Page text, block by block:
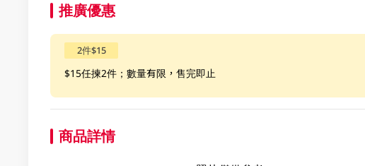
推廣優惠
2件$15
$15任揀2件；數量有限，售完即止
商品詳情